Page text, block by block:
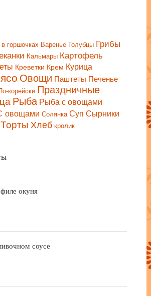
горшочках Варенье Голубцы Грибы
Кальмары Картофель
Креветки Крем Курица
Овощи Паштеты Печенье
корейски Праздничные
Рыба Рыба с овощами
овощами Солянка Суп Сырники
Торты Хлеб кролик
окуня
соусе